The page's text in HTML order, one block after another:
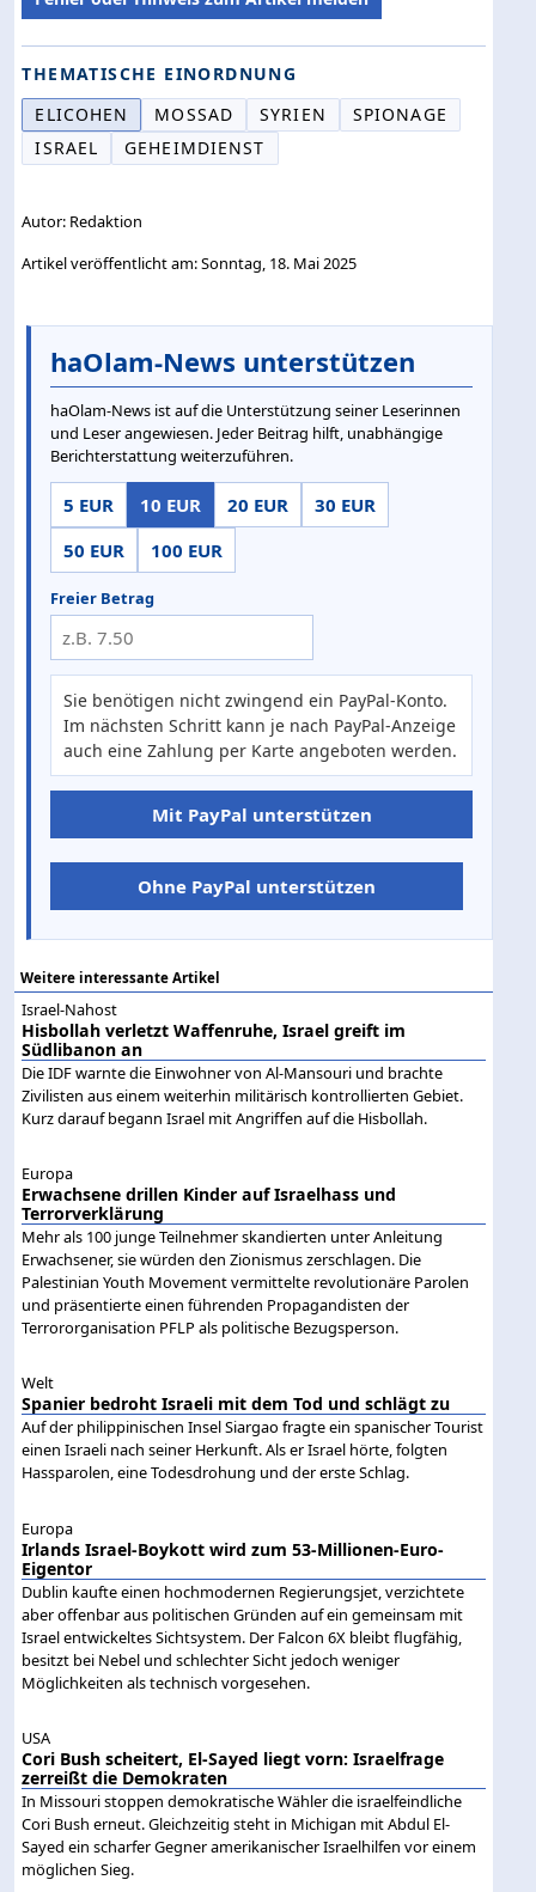
THEMATISCHE EINORDNUNG
ELICOHEN
MOSSAD SYRIEN
SPIONAGE
ISRAEL
GEHEIMDIENST
Autor: Redaktion
Artikel veröffentlicht am: Sonntag, 18. Mai 2025
haOlam-News unterstützen
haOlam-News ist auf die Unterstützung seiner Leserinnen
und Leser angewiesen. Jeder Beitrag hilft, unabhängige
Berichterstattung weiterzuführen.
5 EUR 10 EUR 20 EUR
30 EUR
50 EUR
100 EUR
Freier Betrag
Sie benötigen nicht zwingend ein PayPal-Konto.
Im nächsten Schritt kann je nach PayPal-Anzeige
auch eine Zahlung per Karte angeboten werden.
Mit PayPal unterstützen
Ohne PayPal unterstützen
Weitere interessante Artikel
Israel-Nahost
Hisbollah verletzt Waffenruhe, Israel greift im
Südlibanon an
Die IDF warnte die Einwohner von Al-Mansouri und brachte
Zivilisten aus einem weiterhin militärisch kontrollierten Gebiet.
Kurz darauf begann Israel mit Angriffen auf die Hisbollah.
Europa
Erwachsene drillen Kinder auf Israelhass und
Terrorverklärung
Mehr als 100 junge Teilnehmer skandierten unter Anleitung
Erwachsener, sie würden den Zionismus zerschlagen. Die
Palestinian Youth Movement vermittelte revolutionäre Parolen
und präsentierte einen führenden Propagandisten der
Terrororganisation PFLP als politische Bezugsperson.
Welt
Spanier bedroht Israeli mit dem Tod und schlägt zu
Auf der philippinischen Insel Siargao fragte ein spanischer Tourist
einen Israeli nach seiner Herkunft. Als er Israel hörte, folgten
Hassparolen, eine Todesdrohung und der erste Schlag.
Europa
Irlands Israel-Boykott wird zum 53-Millionen-Euro-
Eigentor
Dublin kaufte einen hochmodernen Regierungsjet, verzichtete
aber offenbar aus politischen Gründen auf ein gemeinsam mit
Israel entwickeltes Sichtsystem. Der Falcon 6X bleibt flugfähig,
besitzt bei Nebel und schlechter Sicht jedoch weniger
Möglichkeiten als technisch vorgesehen.
USA
Cori Bush scheitert, El-Sayed liegt vorn: Israelfrage
zerreißt die Demokraten
In Missouri stoppen demokratische Wähler die israelfeindliche
Cori Bush erneut. Gleichzeitig steht in Michigan mit Abdul El-
Sayed ein scharfer Gegner amerikanischer Israelhilfen vor einem
möglichen Sieg.